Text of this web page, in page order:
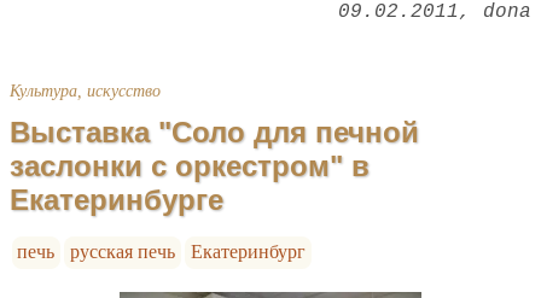
09.02.2011 dona
Культура, искусство
Выставка "Соло для печной
заслонки с оркестром" в
Екатеринбурге
печь русская печь Екатеринбург